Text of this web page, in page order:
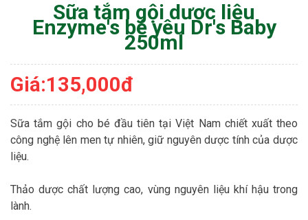
Sữa tắm gội dược liệu
Enzyme's bé yêu Dr's Baby
250ml
Giá:135,000đ
Sữa tắm gội cho bé đầu tiên tại Việt Nam chiết xuất theo
công nghệ lên men tự nhiên, giữ nguyên dược tính của dược
liệu.
Thảo dược chất lượng cao, vùng nguyên liệu khí hậu trong
lành.